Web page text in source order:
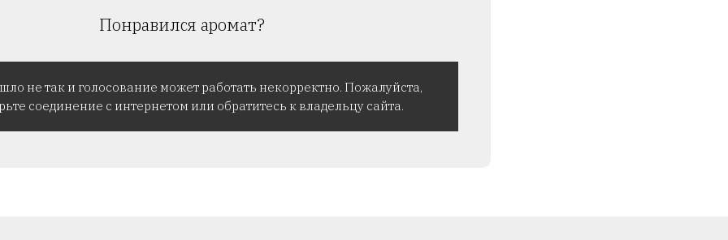
Понравился аромат?
не так и голосование может работать некорректно. Пожалуйста,
соединение с интернетом или обратитесь к владельцу сайта.